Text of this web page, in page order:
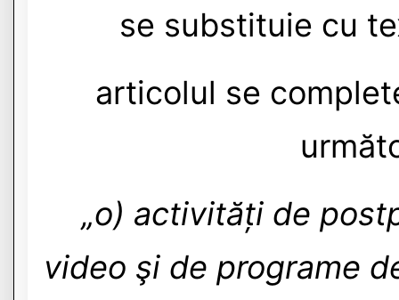
se substituie cu
articolul se
„o) activități de
video şi de programe